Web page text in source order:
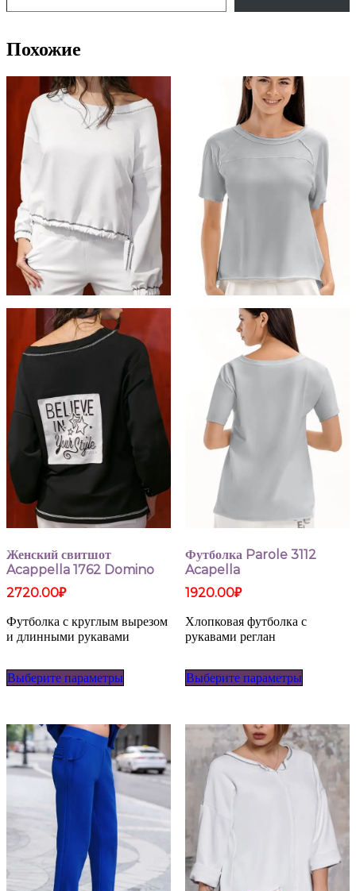
Похожие
Женский свитшот
Acappella 1762 Domino
2720.00₽
Футболка с круглым вырезом
и длинными рукавами
Выберите параметры
вариаций.
Опции
можно
выбрать
странице
Футболка Parole 3112
Acapella
1920.00₽
Хлопковая футболка с
рукавами реглан
Выберите параметры
вариаций.
Опции
можно
выбрать
странице
товара.